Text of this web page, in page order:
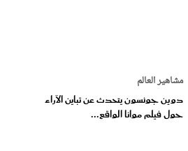
مشاهير العالم
دوين جونسون يتحدث عن تباين الآراء
حول فيلم موانا الواقع...